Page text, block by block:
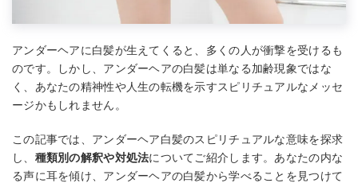
アンダーヘアに白髪が生えてくると、多くの人が衝撃を受けるも
のです。しかし、アンダーヘアの白髪は単なる加齢現象ではな
く、あなたの精神性や人生の転機を示すスピリチュアルなメッセ
ージかもしれません。
この記事では、アンダーヘア白髪のスピリチュアルな意味を探求
し、 種類別の解釈や対処法についてご紹介します。あなたの内な
る声に耳を傾け、アンダーヘアの白髪から学べることを見つけて